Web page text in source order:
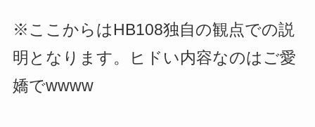
※ここからはHB108独自の観点での説
明となります。ヒドい内容なのはご愛
嬌でwwww